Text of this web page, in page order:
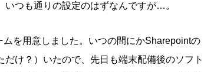
つも通りの設定のはずなんですが…。
を用意しました。いつの間にかSharepointの
け？）いたので、先日も端末配備後のソフト